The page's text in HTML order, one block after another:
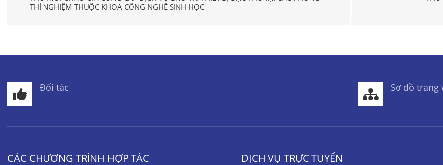
THÍ NGHIỆM THUỘC KHOA CÔNG NGHỆ SINH HỌC
Đối tác Sơ đồ trang
CÁC CHƯƠNG TRÌNH HỢP TÁC DỊCH VỤ TRỰC TUYẾN